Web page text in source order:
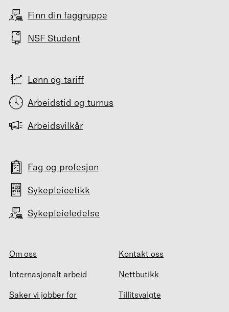
Finn din faggruppe
NSF Student
Lønn og tariff
Arbeidstid og turnus
Arbeidsvilkår
Fag og profesjon
Sykepleieetikk
Sykepleieledelse
Om oss
Kontakt oss
Internasjonalt arbeid
Nettbutikk
Saker vi jobber for
Tillitsvalgte